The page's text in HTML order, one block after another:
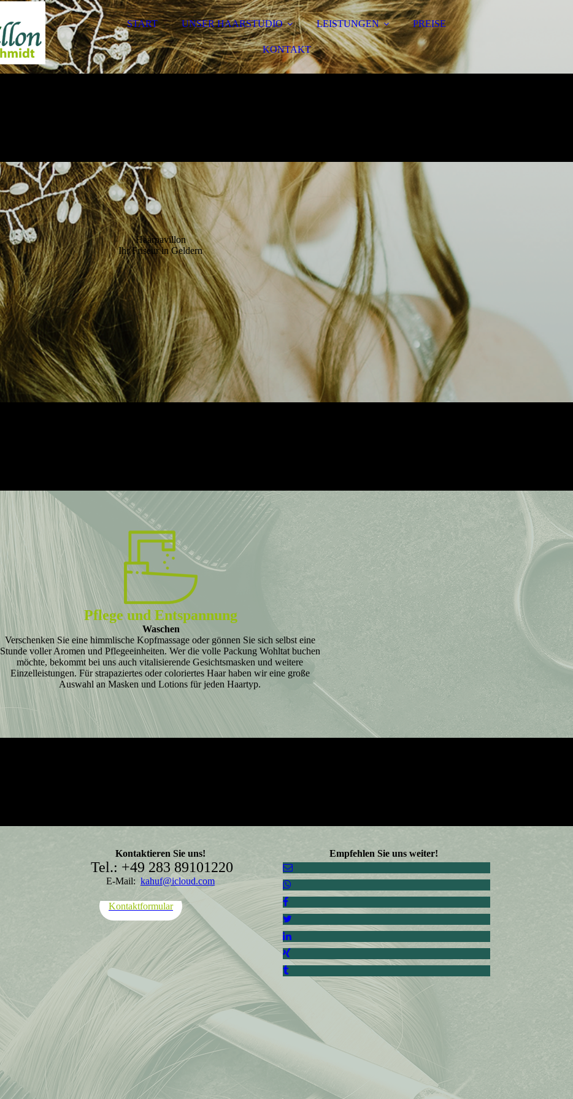
START UNSER HAARSTUDIO LEISTUNGEN PREISE
KONTAKT
Haarpavillon
Ihr Friseur in Geldern
Pflege und Entspannung
Waschen
Verschenken Sie eine himmlische Kopfmassage oder gönnen Sie sich selbst eine
Stunde voller Aromen und Pflegeeinheiten. Wer die volle Packung Wohltat buchen
möchte, bekommt bei uns auch vitalisierende Gesichtsmasken und weitere
Einzelleistungen. Für strapaziertes oder coloriertes Haar haben wir eine große
Auswahl an Masken und Lotions für jeden Haartyp.
Kontaktieren Sie uns!
Tel.: +49 283 89101220
E-Mail: kahuf@icloud.com
Kontaktformular
Empfehlen Sie uns weiter!